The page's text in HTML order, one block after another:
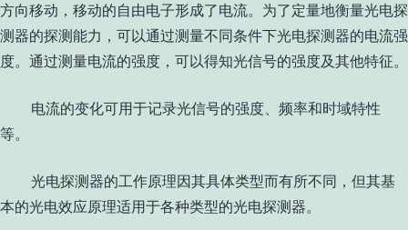
方向移动，移动的自由电子形成了电流。为了定量地衡量光电探
测器的探测能力，可以通过测量不同条件下光电探测器的电流强
度。通过测量电流的强度，可以得知光信号的强度及其他特征。
电流的变化可用于记录光信号的强度、频率和时域特性
等。
光电探测器的工作原理因其具体类型而有所不同，但其基
本的光电效应原理适用于各种类型的光电探测器。